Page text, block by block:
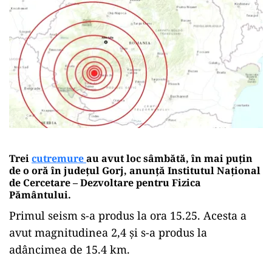
Treicutremureau avut loc sâmbătă, în mai puțin
de o oră în județul Gorj, anunță Institutul Naţional
de Cercetare – Dezvoltare pentru Fizica
Pământului.
Primul seism s-a produs la ora 15.25. Acesta a
avut magnitudinea 2,4 și s-a produs la
adâncimea de 15.4 km.